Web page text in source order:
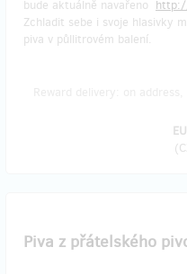
bude aktuálně navařeno
Zchladit sebe i svoje hlasivky
piva v půllitrovém balení.
(
Piva z přátelského